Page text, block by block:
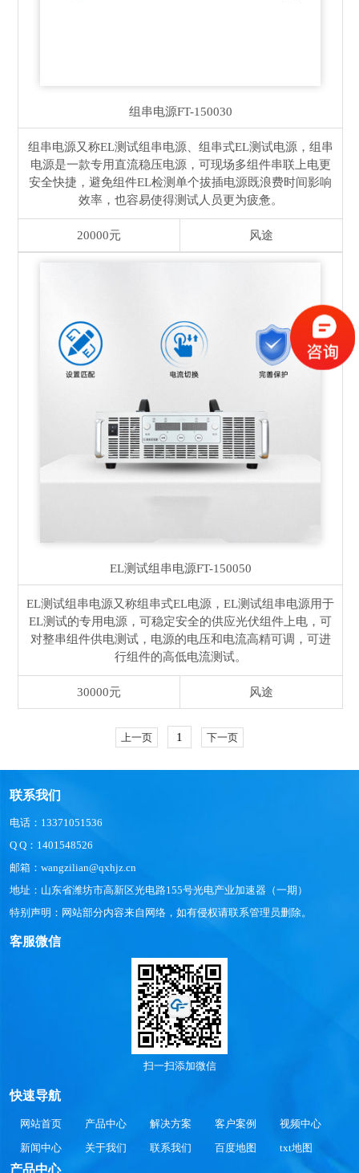
组串电源FT-150030
组串电源又称EL测试组串电源、组串式EL测试电源，组串
电源是一款专用直流稳压电源，可现场多组件串联上电更
安全快捷，避免组件EL检测单个拔插电源既浪费时间影响
效率，也容易使得测试人员更为疲惫。
20000元 风途
EL测试组串电源FT-150050
EL测试组串电源又称组串式EL电源，EL测试组串电源用于
EL测试的专用电源，可稳定安全的供应光伏组件上电，可
对整串组件供电测试，电源的电压和电流高精可调，可进
行组件的高低电流测试。
30000元 风途
上一页 1 下一页
联系我们
电话：13371051536
Q Q：1401548526
邮箱：wangzilian@qxhjz.cn
地址：山东省潍坊市高新区光电路155号光电产业加速器（一期）
特别声明：网站部分内容来自网络，如有侵权请联系管理员删除。
客服微信
扫一扫添加微信
快速导航
网站首页 产品中心 解决方案 客户案例
视频中心
新闻中心
关于我们 联系我们 百度地图 txt地图
产品中心